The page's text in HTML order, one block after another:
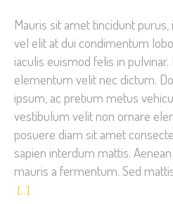
Mauris sit amet tincidunt
vel elit at dui condimentum
iaculis euismod felis in
elementum velit nec dictum.
ipsum, ac pretium metus
vestibulum velit non ornare
posuere diam sit amet
sapien interdum mattis.
mauris a fermentum. Sed
[…]